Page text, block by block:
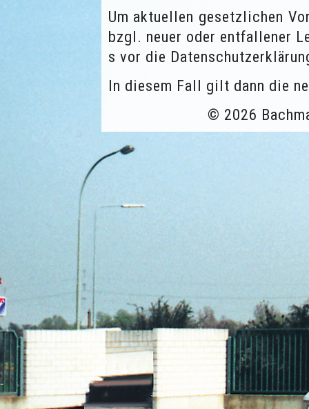
Um aktuellen gesetzlichen
bzgl. neuer oder entfallener
s vor die
In diesem Fall gilt dann die
© 2026